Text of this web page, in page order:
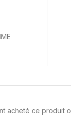
acheté ce produit